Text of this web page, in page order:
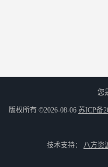
您
版权所有 ©2026-08-06 苏ICP备
技术支持： 八方资